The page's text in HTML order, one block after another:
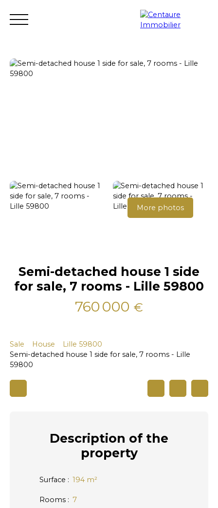
More photos
Semi-detached house 1 side
for sale, 7 rooms - Lille 59800
760 000 €
Sale House
Lille 59800
Semi-detached house 1 side for sale, 7 rooms - Lille
59800
Description of the
property
Surface : 194 m²
Rooms : 7